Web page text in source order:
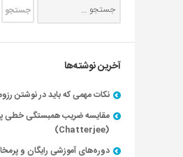
آخرین نوشته‌ها
نکات مهمی که باید در نوشتن
مقایسه ضریب همبستگی خطی
(Chatterjee)
دوره‌های آموزشی رایگان و